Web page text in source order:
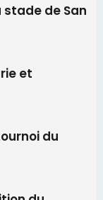
du
2026
2081